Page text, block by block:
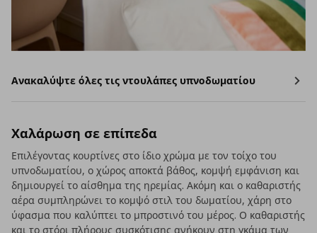
Ανακαλύψτε όλες τις ντουλάπες υπνοδωματίου
Χαλάρωση σε επίπεδα
Επιλέγοντας κουρτίνες στο ίδιο χρώμα με τον τοίχο του
υπνοδωματίου, ο χώρος αποκτά βάθος, κομψή εμφάνιση και
δημιουργεί το αίσθημα της ηρεμίας. Ακόμη και ο καθαριστής
αέρα συμπληρώνει το κομψό στιλ του δωματίου, χάρη στο
ύφασμα που καλύπτει το μπροστινό του μέρος. Ο καθαριστής
και το στόρι πλήρους συσκότισης ανήκουν στη γκάμα των